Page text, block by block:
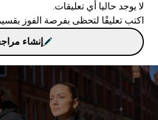
لا يوجد حاليا أي تعليقات.
اكتب تعليقًا لتحظى بفرصة الفوز بقسيمة
إنشاء